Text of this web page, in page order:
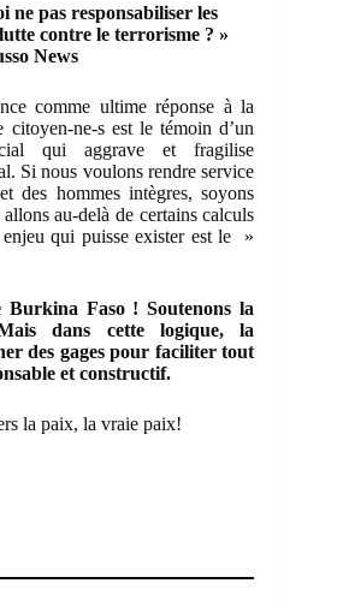
ne pas responsabiliser les
contre le terrorisme ? »
News
comme ultime réponse à la
citoyen-ne-s est le témoin d’un
qui aggrave et fragilise
Si nous voulons rendre service
des hommes intègres, soyons
au-delà de certains calculs
qui puisse exister est le »
Burkina Faso ! Soutenons la
dans cette logique, la
des gages pour faciliter tout
et constructif.
la paix, la vraie paix!